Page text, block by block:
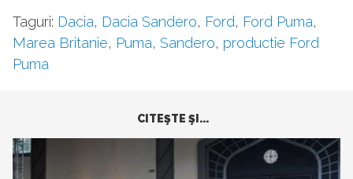
Taguri: Dacia, Dacia Sandero, Ford, Ford Puma,
Marea Britanie, Puma, Sandero, productie Ford
Puma
CITEŞTE ŞI...